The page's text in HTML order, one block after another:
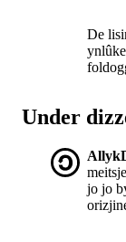
De
Under
jo jo